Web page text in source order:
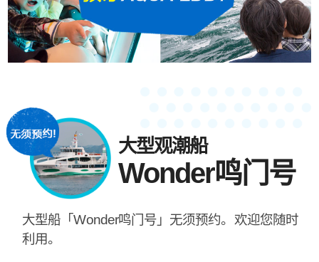
大型观潮船
Wonder鸣门号
大型船「Wonder鸣门号」无须预约。欢迎您随时
利用。